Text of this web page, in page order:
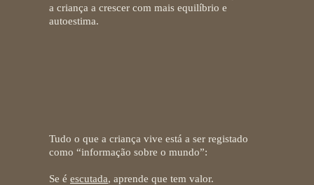
a criança a crescer com mais equilíbrio e
autoestima.
Tudo o que a criança vive está a ser registado
como “informação sobre o mundo”:
Se é escutada, aprende que tem valor.